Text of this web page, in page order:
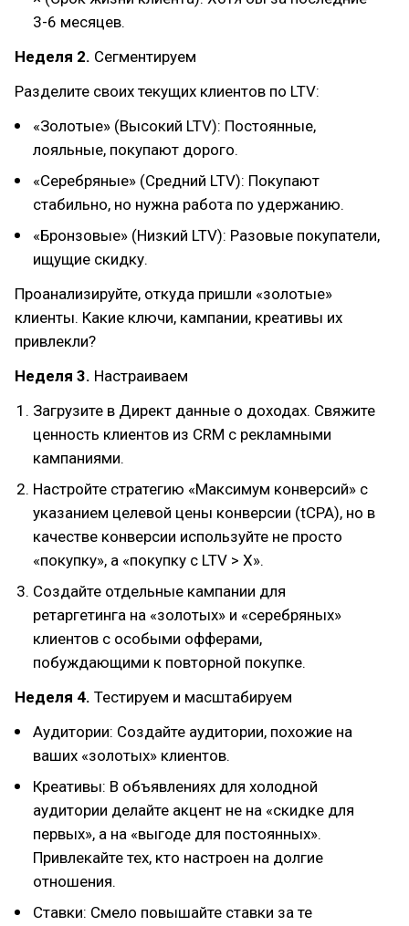
3-6 месяцев.
Неделя 2. Сегментируем
Разделите своих текущих клиентов по LTV:
«Золотые» (Высокий LTV): Постоянные,
лояльные, покупают дорого.
«Серебряные» (Средний LTV): Покупают
стабильно, но нужна работа по удержанию.
«Бронзовые» (Низкий LTV): Разовые покупатели,
ищущие скидку.
Проанализируйте, откуда пришли «золотые»
клиенты. Какие ключи, кампании, креативы их
привлекли?
Неделя 3. Настраиваем
Загрузите в Директ данные о доходах. Свяжите
ценность клиентов из CRM с рекламными
кампаниями.
Настройте стратегию «Максимум конверсий» с
указанием целевой цены конверсии (tCPA), но в
качестве конверсии используйте не просто
«покупку», а «покупку с LTV > X».
Создайте отдельные кампании для
ретаргетинга на «золотых» и «серебряных»
клиентов с особыми офферами,
побуждающими к повторной покупке.
Неделя 4. Тестируем и масштабируем
Аудитории: Создайте аудитории, похожие на
ваших «золотых» клиентов.
Креативы: В объявлениях для холодной
аудитории делайте акцент не на «скидке для
первых», а на «выгоде для постоянных».
Привлекайте тех, кто настроен на долгие
отношения.
Ставки: Смело повышайте ставки за те